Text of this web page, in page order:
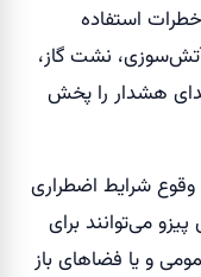
استفاده
نشت گاز،
هشدار را پخش
وقوع شرایط اضطراری
می‌توانند برای
و یا فضاهای باز